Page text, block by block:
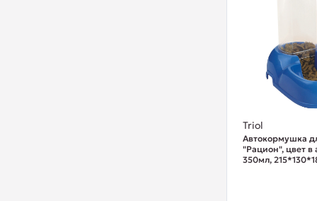
Triol
Автокормушка
"Рацион", цвет в
350мл,